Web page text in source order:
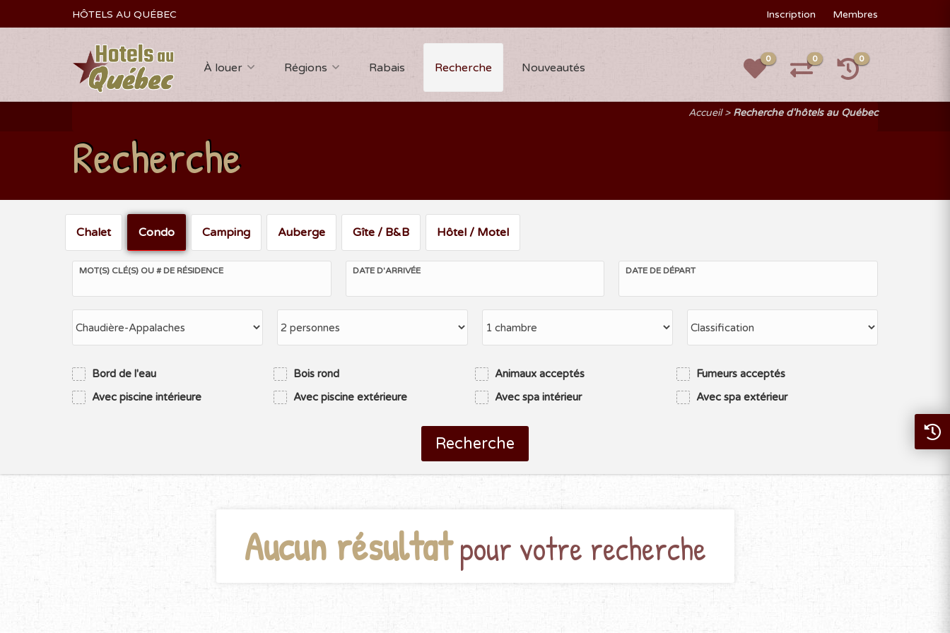
HÔTELS AU QUÉBEC Inscription Membres
À louer Régions Rabais Recherche Nouveautés
0 0 0
Accueil Recherche d'hôtels au Québec
Recherche
Chalet Condo Camping Auberge Gîte / B&B Hôtel / Motel
MOT(S) CLÉ(S) OU # DE RÉSIDENCE DATE D'ARRIVÉE DATE DE DÉPART
Bord de l'eau Bois rond Animaux acceptés
Fumeurs acceptés
Avec piscine intérieure
Avec piscine extérieure Avec spa intérieur Avec spa extérieur
Recherche
Aucun résultatpour votre recherche